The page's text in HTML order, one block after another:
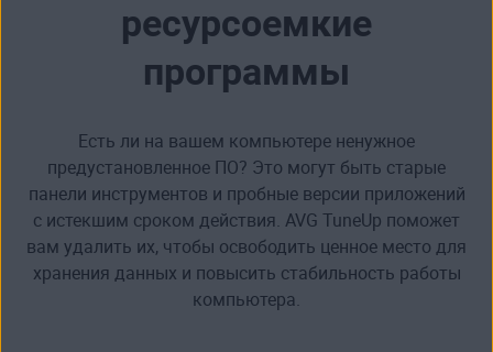
ресурсоемкие
программы
Есть ли на вашем компьютере ненужное
предустановленное ПО? Это могут быть старые
панели инструментов и пробные версии приложений
с истекшим сроком действия. AVG TuneUp поможет
вам удалить их, чтобы освободить ценное место для
хранения данных и повысить стабильность работы
компьютера.